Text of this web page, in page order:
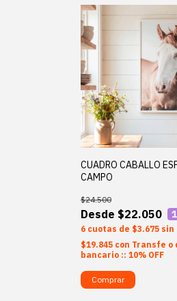
CUADRO CABALLO
CAMPO
$22.050
$24.500
6 $3.675 sin
$19.845 con Transfe o
bancario :: 10% OFF
Comprar